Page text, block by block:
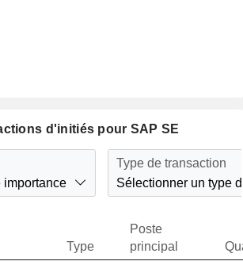
d'initiés pour SAP SE
importance
Type de transaction
Sélectionner un type
Type
Poste
principal